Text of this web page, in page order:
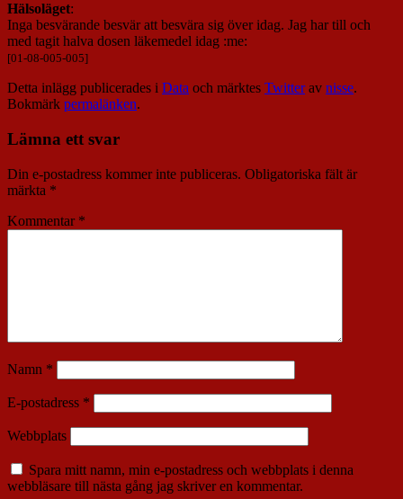
Hälsoläget:
Inga besvärande besvär att besvära sig över idag. Jag har till och
med tagit halva dosen läkemedel idag :me:
[01-08-005-005]
Detta inlägg publicerades i Data och märktes Twitterav nisse.
Bokmärk permalänken.
Lämna ett svar
Din e-postadress kommer inte publiceras. Obligatoriska fält är
märkta *
Kommentar *
Namn *
E-postadress *
Webbplats
Spara mitt namn, min e-postadress och webbplats i denna
webbläsare till nästa gång jag skriver en kommentar.